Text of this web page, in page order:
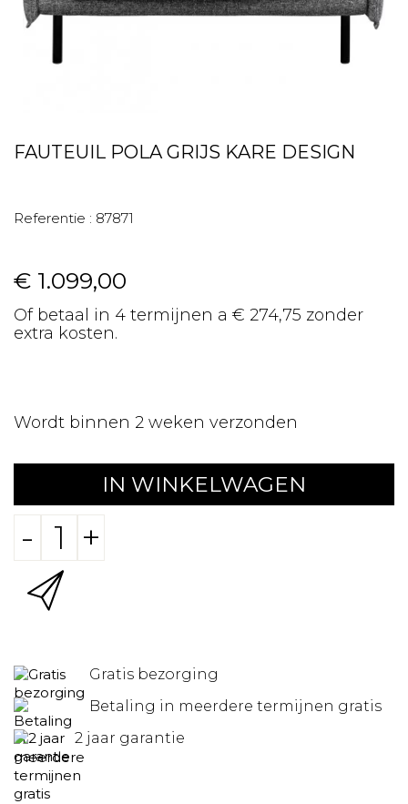
FAUTEUIL POLA GRIJS KARE DESIGN
Referentie : 87871
€ 1.099,00
Of betaal in 4 termijnen a € 274,75 zonder
extra kosten.
Wordt binnen 2 weken verzonden
IN WINKELWAGEN
- +
Gratis bezorging
Betaling in meerdere termijnen gratis
2 jaar garantie